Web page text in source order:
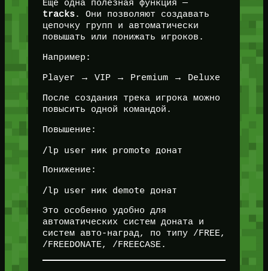
Ещё одна полезная функция —
tracks. Они позволяют создавать
цепочку групп и автоматически
повышать или понижать игроков.
Например:
Player → VIP → Premium → Deluxe
После создания трека игрока можно
повысить одной командой.
Повышение:
Понижение:
Это особенно удобно для
автоматических систем доната и
систем авто-наград, по типу /FREE,
/FREEDONATE, /FREECASE.